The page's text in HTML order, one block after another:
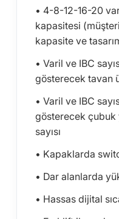
• 4-8-12-16-20
kapasitesi
kapasite ve
• Varil ve IBC
gösterecek tavan
• Varil ve IBC
gösterecek
sayısı
• Kapaklarda
• Dar alanlarda
• Hassas dijital